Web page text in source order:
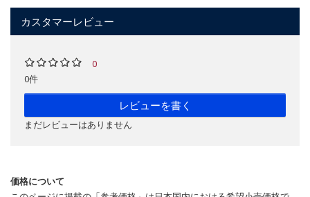
カスタマーレビュー
0
0件
レビューを書く
まだレビューはありません
価格について